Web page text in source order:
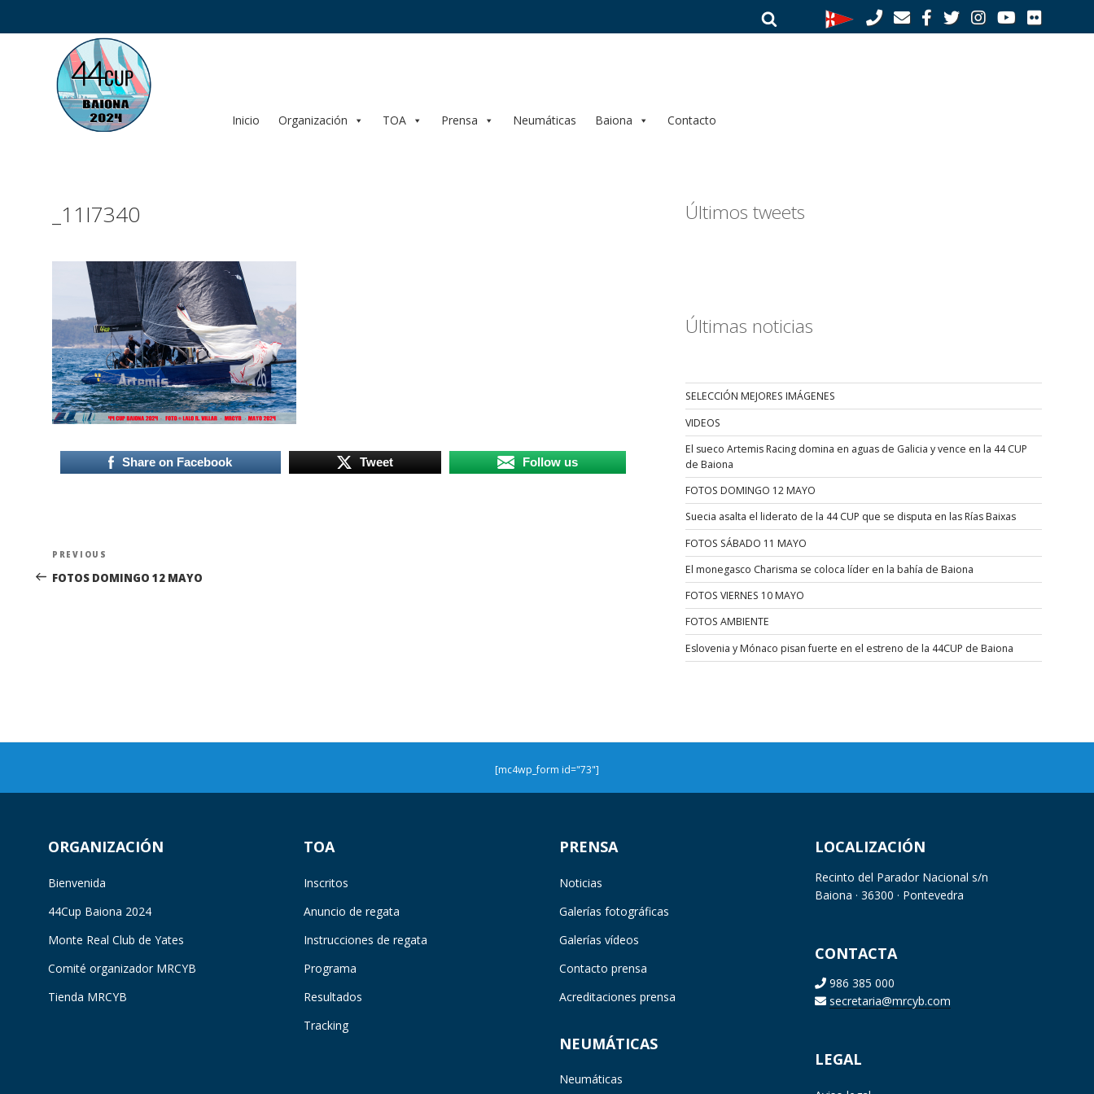
por:
Inicio Organización TOA Prensa Neumáticas Baiona Contacto
_11I7340
Share on Facebook Tweet Follow us
Navegación
de
Previous
Post
PREVIOUS
FOTOS DOMINGO 12 MAYO
Últimos tweets
Últimas noticias
SELECCIÓN MEJORES IMÁGENES
VIDEOS
El sueco Artemis Racing domina en aguas de Galicia y vence en la 44 CUP
de Baiona
FOTOS DOMINGO 12 MAYO
Suecia asalta el liderato de la 44 CUP que se disputa en las Rías Baixas
FOTOS SÁBADO 11 MAYO
El monegasco Charisma se coloca líder en la bahía de Baiona
FOTOS VIERNES 10 MAYO
FOTOS AMBIENTE
Eslovenia y Mónaco pisan fuerte en el estreno de la 44CUP de Baiona
[mc4wp_form id="73"]
ORGANIZACIÓN
Bienvenida
44Cup Baiona 2024
Monte Real Club de Yates
Comité organizador MRCYB
Tienda MRCYB
TOA
Inscritos
Anuncio de regata
Instrucciones de regata
Programa
Resultados
Tracking
PRENSA
Noticias
Galerías fotográficas
Galerías vídeos
Contacto prensa
Acreditaciones prensa
NEUMÁTICAS
Neumáticas
LOCALIZACIÓN
Recinto del Parador Nacional s/n
Baiona · 36300 · Pontevedra
CONTACTA
986 385 000
secretaria@mrcyb.com
LEGAL